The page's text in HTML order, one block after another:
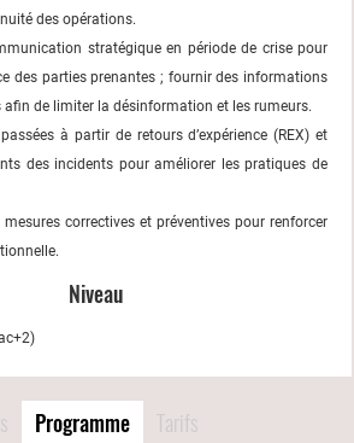
des opérations.
stratégique en période de crise pour
des parties prenantes ; fournir des informations
afin de limiter la désinformation et les rumeurs.
à partir de retours d’expérience (REX) et
des incidents pour améliorer les pratiques de
correctives et préventives pour renforcer
Niveau
Programme Tarifs